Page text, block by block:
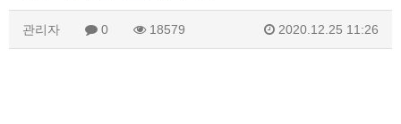
관리자 0 18579 2020.12.25 11:26